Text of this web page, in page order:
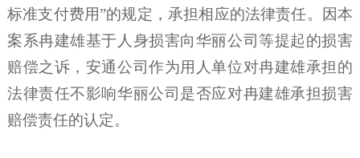
标准支付费用”的规定，承担相应的法律责任。因本
案系冉建雄基于人身损害向华丽公司等提起的损害
赔偿之诉，安通公司作为用人单位对冉建雄承担的
法律责任不影响华丽公司是否应对冉建雄承担损害
赔偿责任的认定。